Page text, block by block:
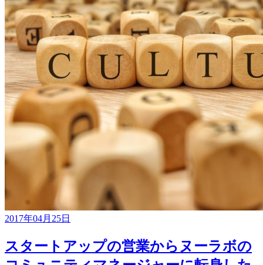
2017年04月25日
スタートアップの営業からヌーラボの